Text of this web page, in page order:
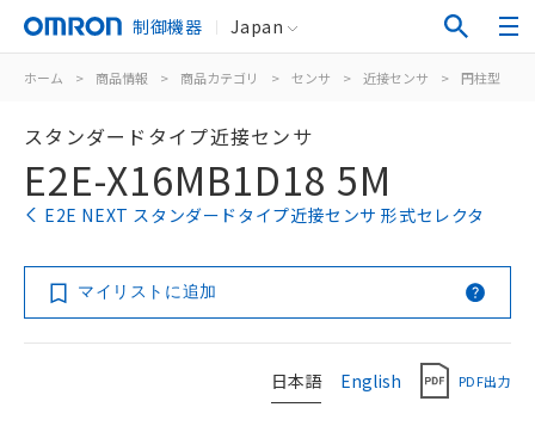
制御機器 Japan
ホーム > 商品情報 > 商品カテゴリ > センサ > 近接センサ > 円柱型
スタンダードタイプ近接センサ
E2E-X16MB1D18 5M
E2E NEXT スタンダードタイプ近接センサ 形式セレクタ
マイリストに追加
日本語 English PDF出力